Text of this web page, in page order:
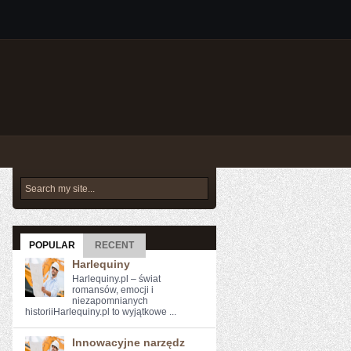
POPULAR RECENT
Harlequiny
Harlequiny.pl – świat
romansów, emocji i
niezapomnianych
historiiHarlequiny.pl to wyjątkowe ...
Innowacyjne narzędz